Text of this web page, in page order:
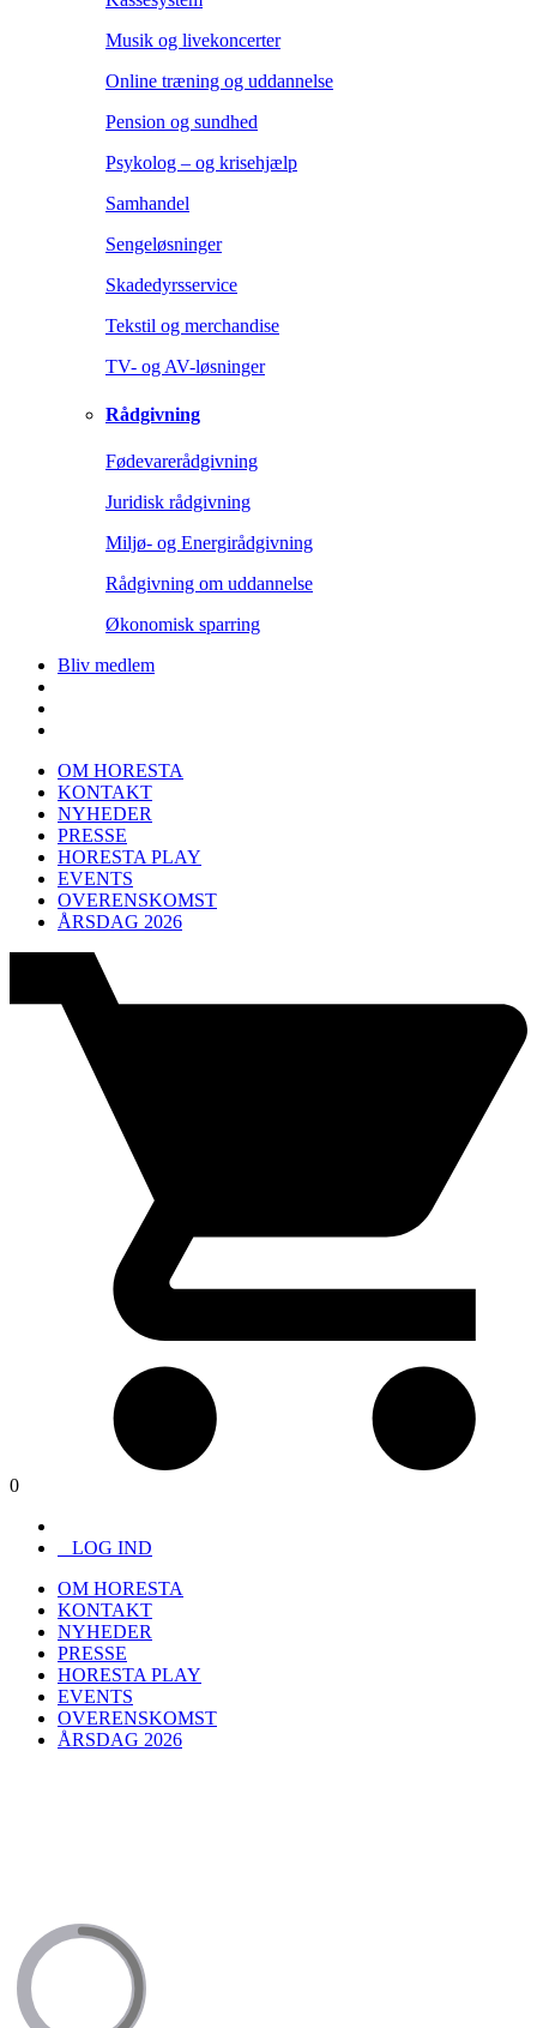
Musik og livekoncerter
Online træning og uddannelse
Pension og sundhed
Psykolog – og krisehjælp
Samhandel
Sengeløsninger
Skadedyrsservice
Tekstil og merchandise
TV- og AV-løsninger
Rådgivning
Fødevarerådgivning
Juridisk rådgivning
Miljø- og Energirådgivning
Rådgivning om uddannelse
Økonomisk sparring
Bliv medlem
OM HORESTA
KONTAKT
NYHEDER
PRESSE
HORESTA PLAY
EVENTS
OVERENSKOMST
ÅRSDAG 2026
0
LOG IND
OM HORESTA
KONTAKT
NYHEDER
PRESSE
HORESTA PLAY
EVENTS
OVERENSKOMST
ÅRSDAG 2026